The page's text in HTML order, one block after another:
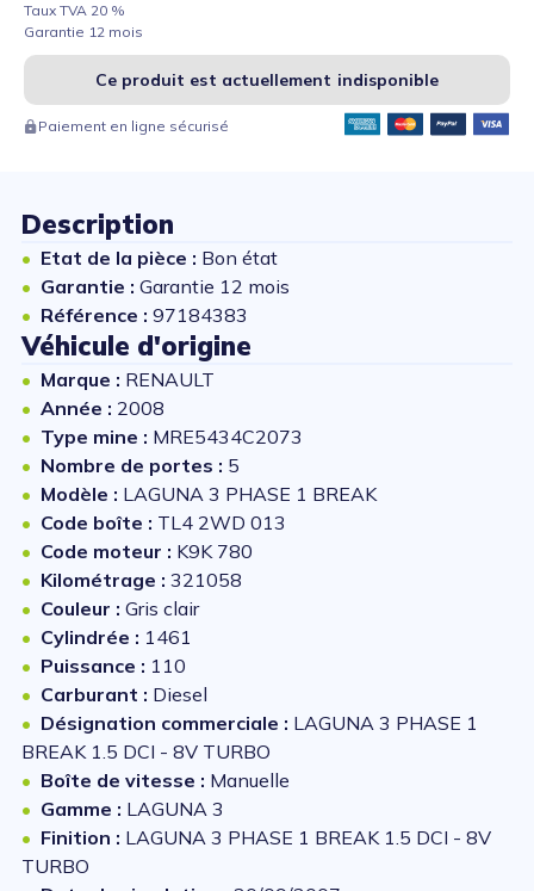
Taux TVA 20 %
Garantie 12 mois
Ce produit est actuellement indisponible
Paiement en ligne sécurisé
Description
Etat de la pièce : Bon état
Garantie : Garantie 12 mois
Référence : 97184383
Véhicule d'origine
Marque : RENAULT
Année : 2008
Type mine : MRE5434C2073
Nombre de portes : 5
Modèle : LAGUNA 3 PHASE 1 BREAK
Code boîte : TL4 2WD 013
Code moteur : K9K 780
Kilométrage : 321058
Couleur : Gris clair
Cylindrée : 1461
Puissance : 110
Carburant : Diesel
Désignation commerciale : LAGUNA 3 PHASE 1
BREAK 1.5 DCI - 8V TURBO
Boîte de vitesse : Manuelle
Gamme : LAGUNA 3
Finition : LAGUNA 3 PHASE 1 BREAK 1.5 DCI - 8V
TURBO